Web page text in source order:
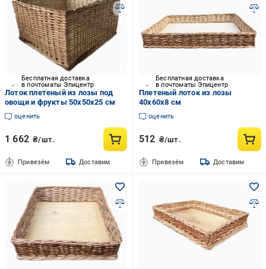
Бесплатная доставка
в почтоматы Эпицентр
Лоток плетеный из лозы под
овощи и фрукты 50x50x25 см
оценить
1 662 ₴/шт.
Привезём Доставим
Бесплатная доставка
в почтоматы Эпицентр
Плетеный лоток из лозы
40x60x8 см
оценить
512 ₴/шт.
Привезём Доставим